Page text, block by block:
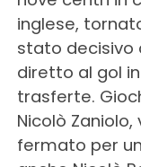
inglese,
stato decisivo
diretto al gol
trasferte.
Nicolò
fermato per